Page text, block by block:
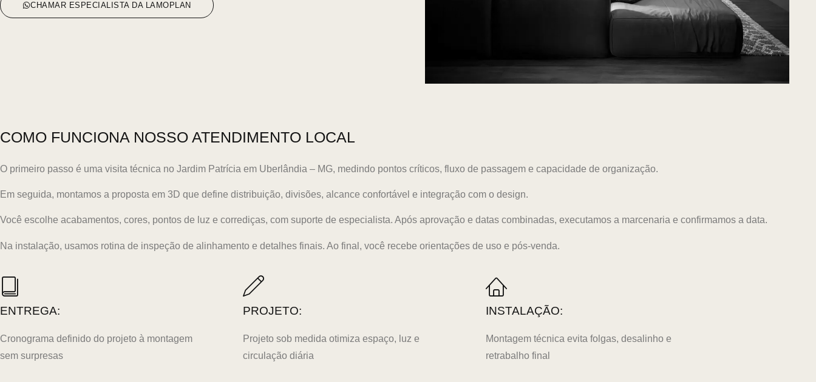
CHAMAR ESPECIALISTA DA LAMOPLAN
COMO FUNCIONA NOSSO ATENDIMENTO LOCAL
O primeiro passo é uma visita técnica no Jardim Patrícia em Uberlândia – MG, medindo pontos críticos, fluxo de passagem e capacidade de organização.
Em seguida, montamos a proposta em 3D que define distribuição, divisões, alcance confortável e integração com o design.
Você escolhe acabamentos, cores, pontos de luz e corrediças, com suporte de especialista. Após aprovação e datas combinadas, executamos a marcenaria e confirmamos a data.
Na instalação, usamos rotina de inspeção de alinhamento e detalhes finais. Ao final, você recebe orientações de uso e pós-venda.
ENTREGA:
Cronograma definido do projeto à montagem
sem surpresas
PROJETO:
Projeto sob medida otimiza espaço, luz e
circulação diária
INSTALAÇÃO:
Montagem técnica evita folgas, desalinho e
retrabalho final